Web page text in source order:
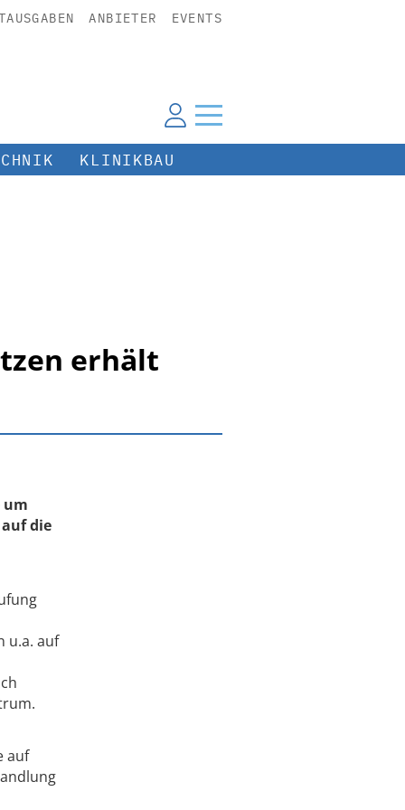
ANBIETER EVENTS
KLINIKBAU
erhält
um
die
u.a. auf
auf